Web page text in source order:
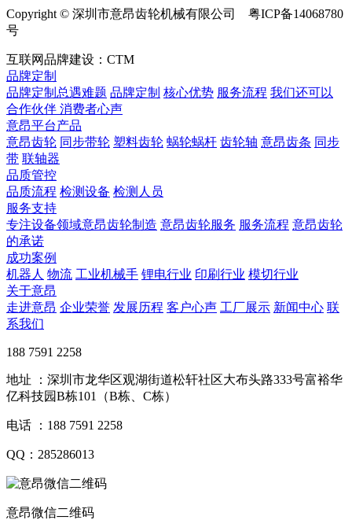
Copyright © 深圳市意昂齿轮机械有限公司 粤ICP备14068780
号
互联网品牌建设：CTM
品牌定制
品牌定制总遇难题 品牌定制 核心优势 服务流程 我们还可以
合作伙伴 ​ 消费者心声
意昂平台产品
意昂齿轮 同步带轮 塑料齿轮 蜗轮蜗杆 齿轮轴 意昂齿条 同步
带 联轴器
品质管控
品质流程 检测设备 检测人员
服务支持
专注设备领域意昂齿轮制造 意昂齿轮服务 服务流程 意昂齿轮
的承诺
成功案例
机器人 物流 工业机械手 锂电行业 印刷行业 模切行业
关于意昂
走进意昂 企业荣誉 发展历程 客户心声 工厂展示 新闻中心 联
系我们
188 7591 2258
地址 ：深圳市龙华区观湖街道松轩社区大布头路333号富裕华
亿科技园B栋101（B栋、C栋）
电话 ：188 7591 2258
QQ：285286013
意昂微信二维码